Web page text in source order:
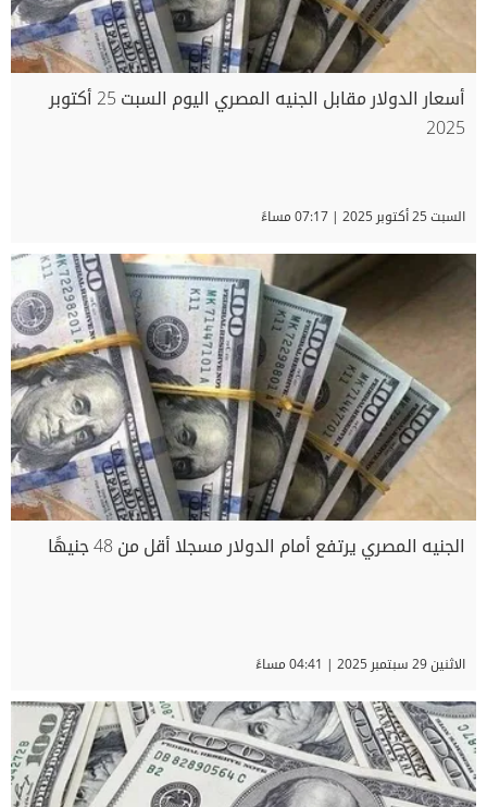
أسعار الدولار مقابل الجنيه المصري اليوم السبت 25 أكتوبر
2025
السبت 25 أكتوبر 2025 | 07:17 مساءً
الجنيه المصري يرتفع أمام الدولار مسجلا أقل من 48 جنيهًا
الاثنين 29 سبتمبر 2025 | 04:41 مساءً